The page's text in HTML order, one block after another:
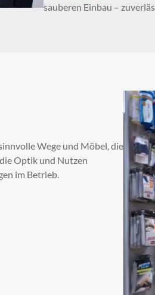
sauberen Einbau –
Wege und Möbel, die
Optik und Nutzen
im Betrieb.